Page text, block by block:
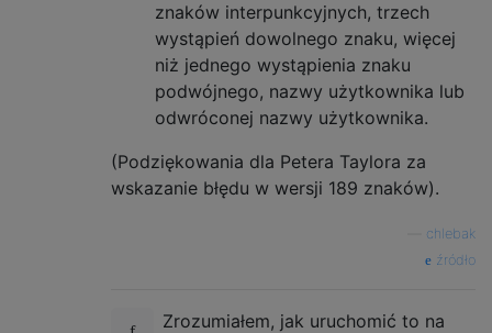
znaków interpunkcyjnych, trzech
wystąpień dowolnego znaku, więcej
niż jednego wystąpienia znaku
podwójnego, nazwy użytkownika lub
odwróconej nazwy użytkownika.
(Podziękowania dla Petera Taylora za
wskazanie błędu w wersji 189 znaków).
chlebak
źródło
Zrozumiałem, jak uruchomić to na